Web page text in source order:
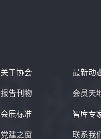
关于协会 最新动
报告刊物 会员天
会展标准 智库专
党建之窗 联系我们